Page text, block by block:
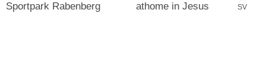
Sportpark Rabenberg SV
athome in Jesus